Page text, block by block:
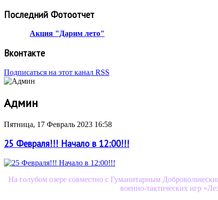
Последний Фотоотчет
Акция "Дарим лето"
Вконтакте
Подписаться на этот канал RSS
Админ
Пятница, 17 Февраль 2023 16:58
25 Февраля!!! Начало в 12:00!!!
На голубом озере совместно с Гуманитарным
военно-тактических игр